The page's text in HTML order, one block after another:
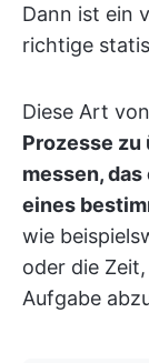
Dann ist ein
richtige
Diese Art
Prozesse zu
messen,
eines
wie
oder die
Aufgabe